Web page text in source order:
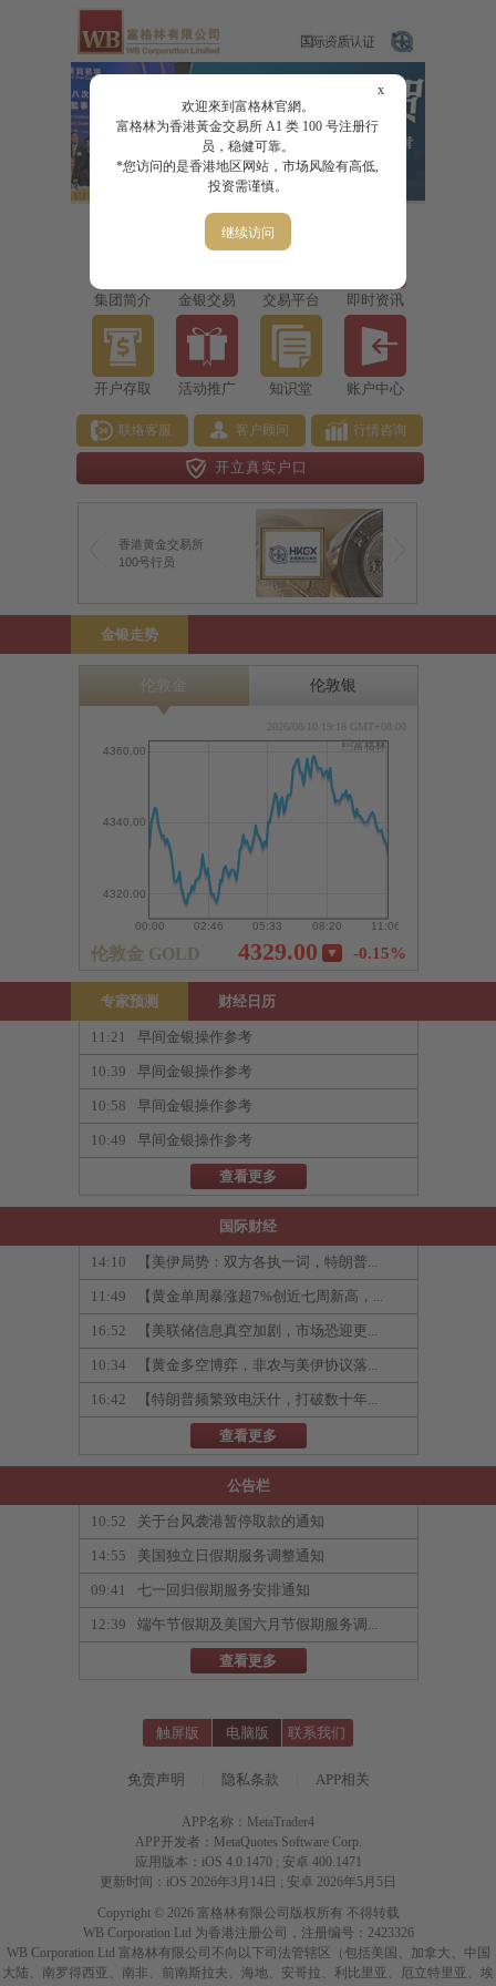
x
欢迎來到富格林官網。
富格林为香港黃金交易所 A1 类 100 号注册行
员，稳健可靠。
*您访问的是香港地区网站，市场风险有高低,
投资需谨慎。
继续访问
集团简介 金银交易 交易平台 即时资讯
开户存取 活动推广 知识堂 账户中心
联络客服 客户顾问 行情咨询
开立真实户口
香港黄金交易所
100号行员
金银走势
专家预测 财经日历
11:21 早间金银操作参考
10:39 早间金银操作参考
10:58 早间金银操作参考
10:49 早间金银操作参考
查看更多
国际财经
14:10 【美伊局势：双方各执一词，特朗普...
11:49 【黄金单周暴涨超7%创近七周新高，...
16:52 【美联储信息真空加剧，市场恐迎更...
10:34 【黄金多空博弈，非农与美伊协议落...
16:42 【特朗普频繁致电沃什，打破数十年...
查看更多
公告栏
10:52 关于台风袭港暂停取款的通知
14:55 美国独立日假期服务调整通知
09:41 七一回归假期服务安排通知
12:39 端午节假期及美国六月节假期服务调...
查看更多
触屏版 电脑版 联系我们
免责声明 隐私条款 APP相关
APP名称：MetaTrader4
APP开发者：MetaQuotes Software Corp.
应用版本：iOS 4.0.1470 ; 安卓 400.1471
更新时间：iOS 2026年3月14日 ; 安卓 2026年5月5日
Copyright © 2026 富格林有限公司版权所有 不得转载
WB Corporation Ltd 为香港注册公司，注册编号：2423326
WB Corporation Ltd 富格林有限公司不向以下司法管辖区（包括美国、加拿大、中国
大陆、南罗得西亚、南非、前南斯拉夫、海地、安哥拉、利比里亚、厄立特里亚、埃